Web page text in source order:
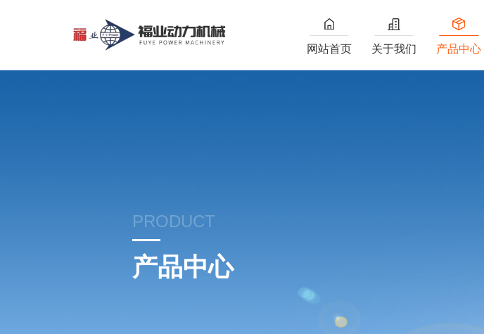
网站首页 关于我们 产品中心
PRODUCT
产品中心